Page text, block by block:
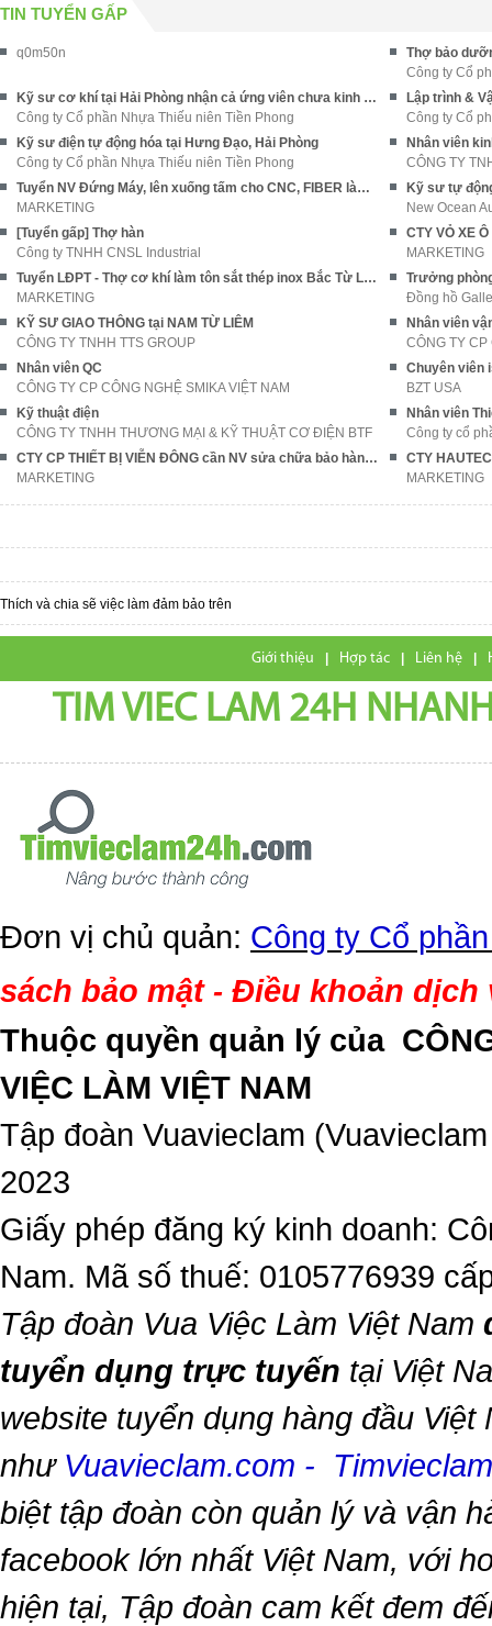
TIN TUYỂN GẤP
q0m50n
Thợ bảo
Công ty Cổ
Kỹ sư cơ khí tại Hải Phòng nhận cả ứng viên chưa kinh nghiệm
Công ty Cổ phần Nhựa Thiếu niên Tiền Phong
Lập trình &
Công ty Cổ
Kỹ sư điện tự động hóa tại Hưng Đạo, Hải Phòng
Công ty Cổ phần Nhựa Thiếu niên Tiền Phong
Nhân viên
Tuyển NV Đứng Máy, lên xuống tấm cho CNC, FIBER làm ở Hóc Môn
MARKETING
Kỹ sư tự
New Ocean
[Tuyển gấp] Thợ hàn
Công ty TNHH CNSL Industrial
MARKETING
Tuyển LĐPT - Thợ cơ khí làm tôn sắt thép inox Bắc Từ Liêm HN BAO ĂN Ở
MARKETING
Trưởng
Đồng hồ Galle
KỸ SƯ GIAO THÔNG tại NAM TỪ LIÊM
CÔNG TY TNHH TTS GROUP
Nhân viên
CÔNG TY CP
Nhân viên QC
CÔNG TY CP CÔNG NGHỆ SMIKA VIỆT NAM
Chuyên viên
BZT USA
Kỹ thuật điện
CÔNG TY TNHH THƯƠNG MẠI & KỸ THUẬT CƠ ĐIỆN BTF
Nhân viên
Công ty cổ
CTY CP THIẾT BỊ VIỄN ĐÔNG cần NV sửa chữa bảo hành, thủ kho
MARKETING
MARKETING
Thích và chia sẽ việc làm đảm bảo trên
Giới thiệu | Hợp tác | Liên hệ |
TIM VIEC LAM 24H
Đơn vị chủ quản: Công ty Cổ
sách bảo mật- Điều khoản dịch
Thuộc quyền quản lý của
VIỆC LÀM VIỆT NAM
Tập đoàn Vuavieclam
2023
Giấy phép đăng ký kinh doanh:
Nam. Mã số thuế: 0105776939
Tập đoàn Vua Việc Làm Việt Nam
tuyển dụng trực tuyến tại Việt
website tuyển dụng hàng đầu Việt
như Vuavieclam.com -
biệt tập đoàn còn quản lý và vận
facebook lớn nhất Việt Nam, với
hiện tại, Tập đoàn cam kết đem